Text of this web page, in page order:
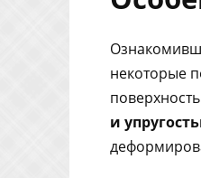
некоторые
и